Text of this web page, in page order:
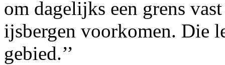
om dagelijks een grens
ijsbergen voorkomen. Die
gebied.’’